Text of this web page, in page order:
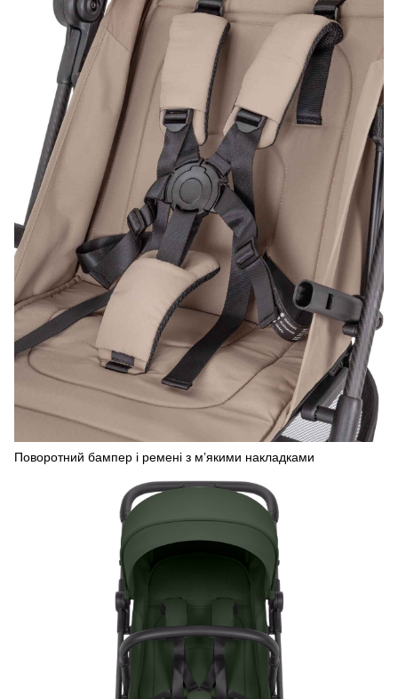
Поворотний бампер і ремені з м’якими накладками